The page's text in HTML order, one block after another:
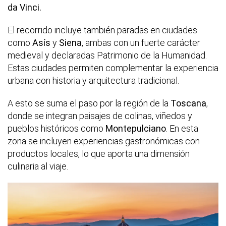
da Vinci.
El recorrido incluye también paradas en ciudades
como Asís y Siena, ambas con un fuerte carácter
medieval y declaradas Patrimonio de la Humanidad.
Estas ciudades permiten complementar la experiencia
urbana con historia y arquitectura tradicional.
A esto se suma el paso por la región de la Toscana,
donde se integran paisajes de colinas, viñedos y
pueblos históricos como Montepulciano . En esta
zona se incluyen experiencias gastronómicas con
productos locales, lo que aporta una dimensión
culinaria al viaje.